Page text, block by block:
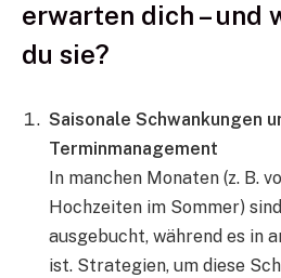
erwarten dich – und
du sie?
Saisonale Schwankungen
Terminmanagement
In manchen Monaten (z. B.
Hochzeiten im Sommer)
ausgebucht, während es in
ist. Strategien, um diese